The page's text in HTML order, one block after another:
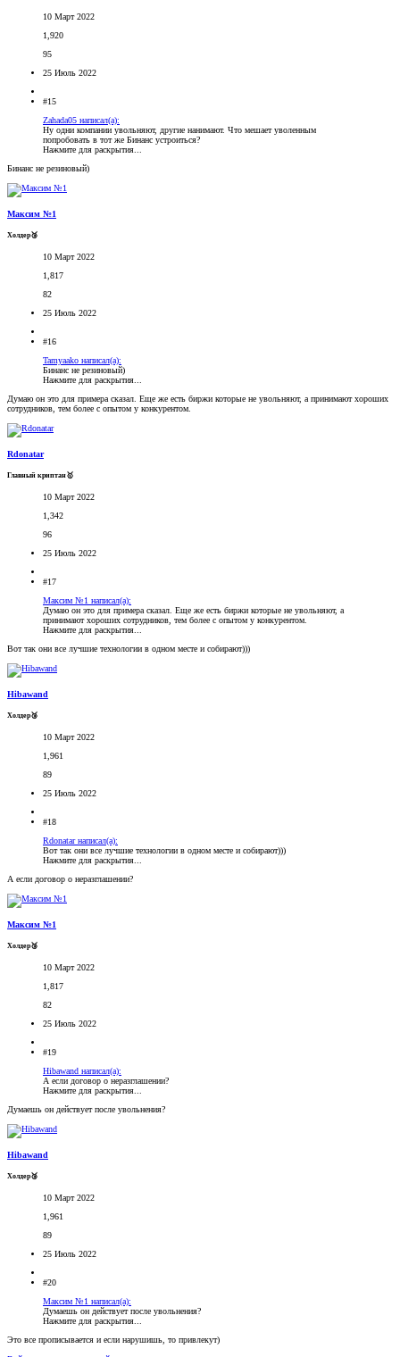
10 Март 2022
1,920
95
25 Июль 2022
#15
Zahada05 написал(а):
Ну одни компании увольняют, другие нанимают. Что мешает уволенным
попробовать в тот же Бинанс устроиться?
Нажмите для раскрытия...
Бинанс не резиновый)
Максим №1
Холдер🥉
10 Март 2022
1,817
82
25 Июль 2022
#16
Tamyaako написал(а):
Бинанс не резиновый)
Нажмите для раскрытия...
Думаю он это для примера сказал. Еще же есть биржи которые не увольняют, а принимают хороших
сотрудников, тем более с опытом у конкурентом.
Rdonatar
Главный криптан🥇
10 Март 2022
1,342
96
25 Июль 2022
#17
Максим №1 написал(а):
Думаю он это для примера сказал. Еще же есть биржи которые не увольняют, а
принимают хороших сотрудников, тем более с опытом у конкурентом.
Нажмите для раскрытия...
Вот так они все лучшие технологии в одном месте и собирают)))
Hibawand
Холдер🥉
10 Март 2022
1,961
89
25 Июль 2022
#18
Rdonatar написал(а):
Вот так они все лучшие технологии в одном месте и собирают)))
Нажмите для раскрытия...
А если договор о неразглашении?
Максим №1
Холдер🥉
10 Март 2022
1,817
82
25 Июль 2022
#19
Hibawand написал(а):
А если договор о неразглашении?
Нажмите для раскрытия...
Думаешь он действует после увольнения?
Hibawand
Холдер🥉
10 Март 2022
1,961
89
25 Июль 2022
#20
Максим №1 написал(а):
Думаешь он действует после увольнения?
Нажмите для раскрытия...
Это все прописывается и если нарушишь, то привлекут)